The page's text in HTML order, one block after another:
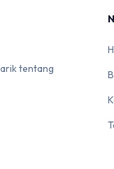
tentang